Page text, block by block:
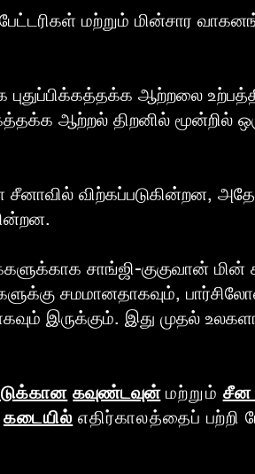
மற்றும் மின்சார
ஆற்றலை
ஆற்றல் திறனில் மூன்றில்
விற்கப்படுகின்றன,
சாங்ஜி-குகுவான்
சமமானதாகவும்,
இருக்கும். இது முதல்
கவுண்டவுன் மற்றும் சீன
கடையில் எதிர்காலத்தைப் பற்றி